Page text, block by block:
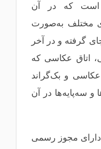
است که در آن
مختلف به‌صورت
گرفته و در آخر
اتاق عکاسی که
عکاسی و بک‌گراند
و سه‌پایه‌ها در آن
مجوز رسمی